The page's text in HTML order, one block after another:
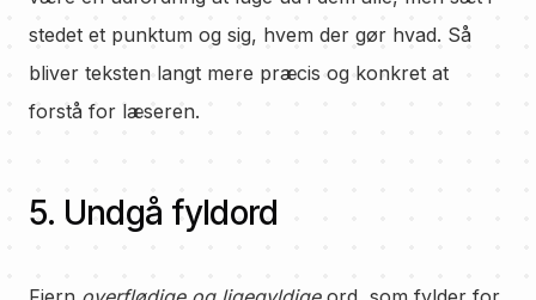
stedet et punktum og sig, hvem der gør hvad. Så
bliver teksten langt mere præcis og konkret at
forstå for læseren.
5. Undgå fyldord